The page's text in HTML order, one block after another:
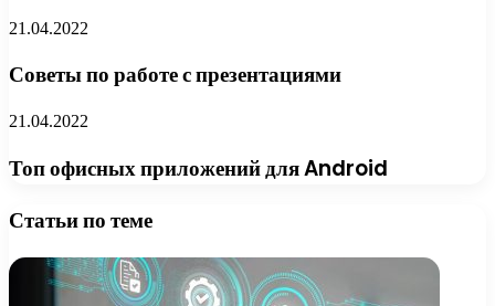
21.04.2022
Советы по работе с презентациями
21.04.2022
Топ офисных приложений для Android
Статьи по теме